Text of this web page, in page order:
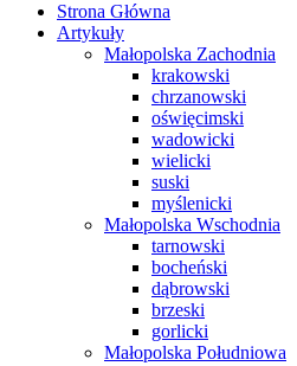
Strona Główna
Artykuły
Małopolska Zachodnia
krakowski
chrzanowski
oświęcimski
wadowicki
wielicki
suski
myślenicki
Małopolska Wschodnia
tarnowski
bocheński
dąbrowski
brzeski
gorlicki
Małopolska Południowa